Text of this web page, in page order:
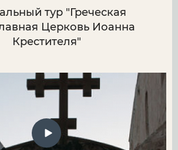
тур "Греческая
Церковь Иоанна
Крестителя"